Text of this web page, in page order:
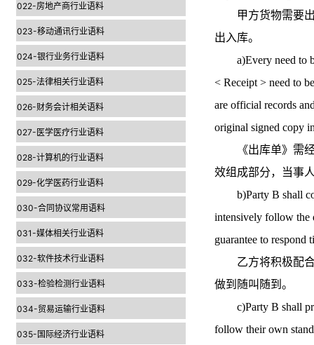
022-房地产商行业语料
023-移动通讯行业语料
024-银行业务行业语料
025-法律相关行业语料
026-财务会计相关语料
027-医学医疗行业语料
028-计算机的行业语料
029-化学医药行业语料
030-合同协议常用语料
031-媒体相关行业语料
032-软件技术行业语料
033-检验检测行业语料
034-贸易运输行业语料
035-国际经济行业语料
甲方货物需要出
出入库。
a)Every need to be
< Receipt > need to
are official records
original signed copy
《出库单》需经
效组成部分，当事
b)Party B shall
intensively follow the
guarantee to respond
乙方将积极配合
做到随叫随到。
c)Party B shall
follow their own